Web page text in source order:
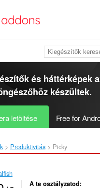
és háttérképek
készültek.
letöltése Free for
Produktivitás Picky‎
A te osztályzatod